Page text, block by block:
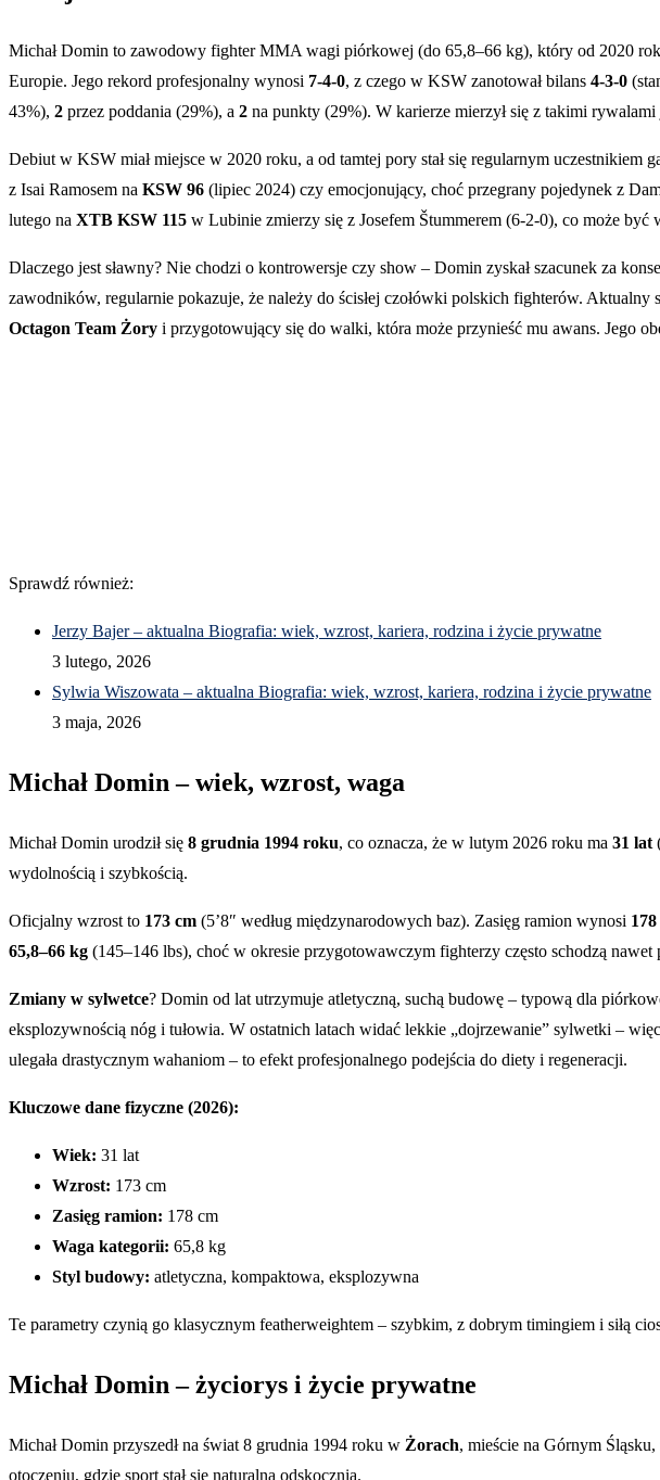
Michał Domin to zawodowy fighter MMA wagi piórkowej (do 65,8–66 kg), który od 2020
Europie. Jego rekord profesjonalny wynosi 7-4-0, z czego w KSW zanotował bilans 4-3-0
43%), 2 przez poddania (29%), a 2 na punkty (29%). W karierze mierzył się z takimi
Debiut w KSW miał miejsce w 2020 roku, a od tamtej pory stał się regularnym
z Isai Ramosem na KSW 96 (lipiec 2024) czy emocjonujący, choć przegrany pojedynek z
lutego na XTB KSW 115 w Lubinie zmierzy się z Josefem Štummerem (6-2-0), co może
Dlaczego jest sławny? Nie chodzi o kontrowersje czy show – Domin zyskał szacunek za
zawodników, regularnie pokazuje, że należy do ścisłej czołówki polskich fighterów.
Octagon Team Żory i przygotowujący się do walki, która może przynieść mu awans. Jego
Sprawdź również:
Jerzy Bajer – aktualna Biografia: wiek, wzrost, kariera, rodzina i życie prywatne
3 lutego, 2026
Sylwia Wiszowata – aktualna Biografia: wiek, wzrost, kariera, rodzina i życie prywatne
3 maja, 2026
Michał Domin – wiek, wzrost, waga
Michał Domin urodził się 8 grudnia 1994 roku, co oznacza, że w lutym 2026 roku ma 31 lat
wydolnością i szybkością.
Oficjalny wzrost to 173 cm (5’8″ według międzynarodowych baz). Zasięg ramion wynosi
65,8–66 kg (145–146 lbs), choć w okresie przygotowawczym fighterzy często schodzą
Zmiany w sylwetce? Domin od lat utrzymuje atletyczną, suchą budowę – typową dla
eksplozywnością nóg i tułowia. W ostatnich latach widać lekkie „dojrzewanie” sylwetki –
ulegała drastycznym wahaniom – to efekt profesjonalnego podejścia do diety i regeneracji.
Kluczowe dane fizyczne (2026):
Wiek: 31 lat
Wzrost: 173 cm
Zasięg ramion: 178 cm
Waga kategorii: 65,8 kg
Styl budowy: atletyczna, kompaktowa, eksplozywna
Te parametry czynią go klasycznym featherweightem – szybkim, z dobrym timingiem i siłą
Michał Domin – życiorys i życie prywatne
Michał Domin przyszedł na świat 8 grudnia 1994 roku w Żorach, mieście na Górnym
otoczeniu, gdzie sport stał się naturalną odskocznią.